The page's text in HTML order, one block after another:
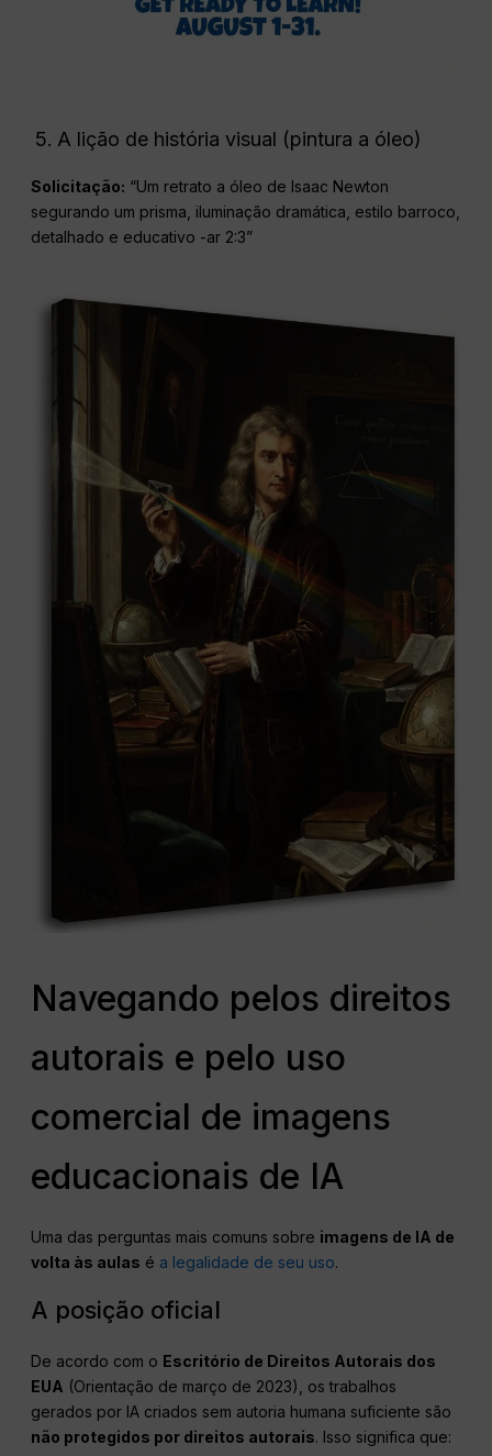
A lição de história visual (pintura a óleo)
Solicitação: “Um retrato a óleo de Isaac Newton
segurando um prisma, iluminação dramática, estilo barroco,
detalhado e educativo -ar 2:3”
Navegando pelos direitos
autorais e pelo uso
comercial de imagens
educacionais de IA
Uma das perguntas mais comuns sobre imagens de IA de
volta às aulas é a legalidade de seu uso.
A posição oficial
De acordo com o Escritório de Direitos Autorais dos
EUA (Orientação de março de 2023), os trabalhos
gerados por IA criados sem autoria humana suficiente são
não protegidos por direitos autorais. Isso significa que: